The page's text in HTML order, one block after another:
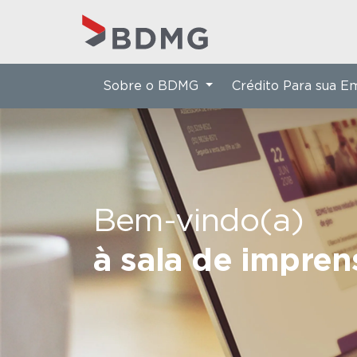
Bem-vindo(a)
à sala de
Sobre o BDMG Crédito Para sua